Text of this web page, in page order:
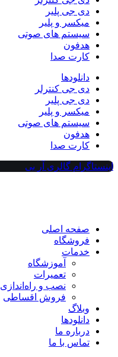
دی جی پلیر
میکسر و پلیر
سیستم های صوتی
هدفون
کارت صدا
دانلودها
دی جی کنترلر
دی جی پلیر
میکسر و پلیر
سیستم های صوتی
هدفون
کارت صدا
اینستاگرام گالری آر بی
صفحه اصلی
فروشگاه
خدمات
آموزشگاه
تعمیرات
نصب و راه‌اندازی
فروش اقساطی
وبلاگ
دانلودها
درباره ما
تماس با ما